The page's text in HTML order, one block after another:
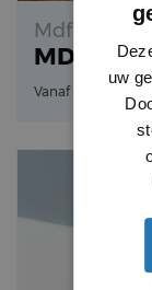
Mdf
MDF
Vanaf 3.15
uw